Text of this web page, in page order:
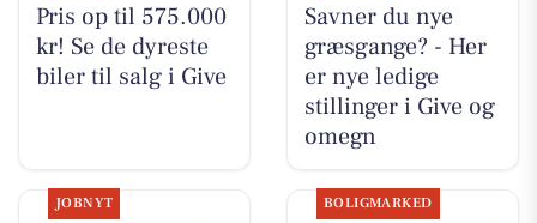
Pris op til 575.000
kr! Se de dyreste
biler til salg i Give
Savner du nye
græsgange? - Her
er nye ledige
stillinger i Give og
omegn
JOBNYT BOLIGMARKED